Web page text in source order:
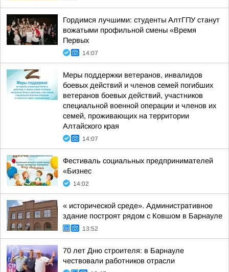
Гордимся лучшими: студенты АлтГПУ станут
вожатыми профильной смены «Время
Первых
14:07
Меры поддержки ветеранов, инвалидов
боевых действий и членов семей погибших
ветеранов боевых действий, участников
специальной военной операции и членов их
семей, проживающих на территории
Алтайского края
14:07
Фестиваль социальных предпринимателей
«Бизнес
14:02
« исторической среде». Административное
здание построят рядом с Ковшом в Барнауле
13:52
70 лет Дню строителя: в Барнауле
чествовали работников отрасли